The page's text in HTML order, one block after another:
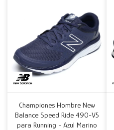
Championes Hombre New
Balance Speed Ride 490-V5
para Running - Azul Marino